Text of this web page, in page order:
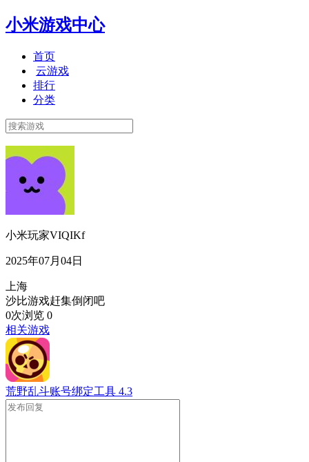
小米游戏中心
首页
云游戏
排行
分类
小米玩家VIQIKf
2025年07月04日
上海
沙比游戏赶集倒闭吧
0次浏览 0
相关游戏
荒野乱斗账号绑定工具 4.3